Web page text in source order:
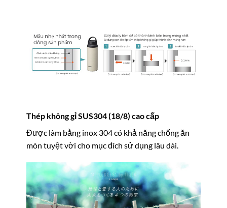
Thép không gỉ SUS304 (18/8) cao cấp
Được làm bằng inox 304 có khả năng chống ăn
mòn tuyệt vời cho mục đích sử dụng lâu dài.